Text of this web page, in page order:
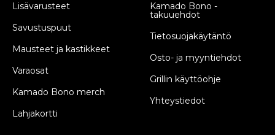
Lisävarusteet
Savustuspuut
Mausteet ja kastikkeet
Varaosat
Kamado Bono merch
Lahjakortti
Kamado Bono -
takuuehdot
Tietosuojakäytäntö
Osto- ja myyntiehdot
Grillin käyttöohje
Yhteystiedot